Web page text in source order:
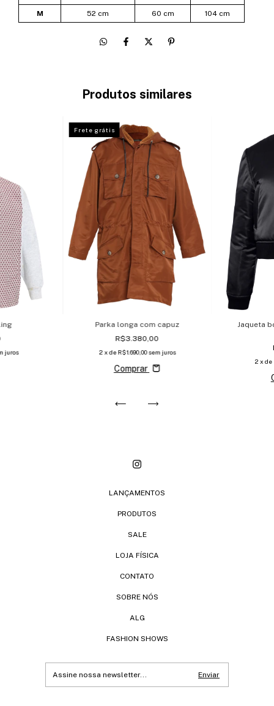
M 52 cm 60 cm 104 cm
Produtos similares
juros
Frete grátis
Parka longa com capuz
R$3.380,00
2 x deR$1.690,00 sem juros
Comprar
Jaqueta
2 x de
LANÇAMENTOS
PRODUTOS
SALE
LOJA FÍSICA
CONTATO
SOBRE NÓS
ALG
FASHION SHOWS